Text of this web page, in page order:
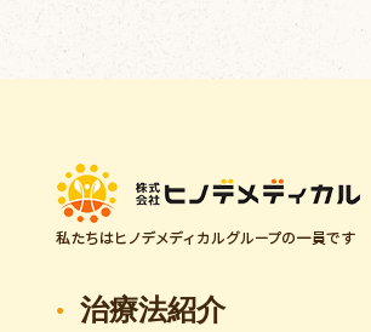
治療法紹介